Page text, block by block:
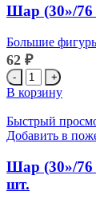
Шар (30»/76
Большие
62 ₽
Количество
товара
Шар
(30''/76
см)
Ананас,
Желтый,
1
В корзину
Быстрый
Добавить в
Шар (30»/76
шт.